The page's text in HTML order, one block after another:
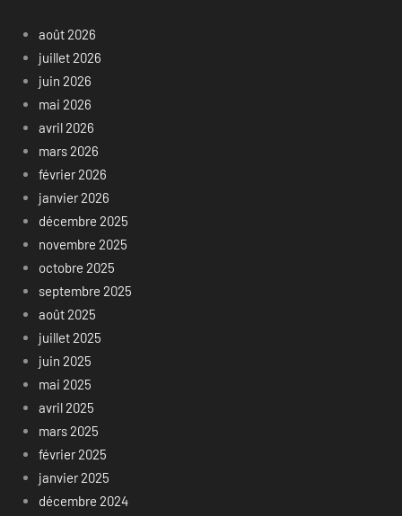
août 2026
juillet 2026
juin 2026
mai 2026
avril 2026
mars 2026
février 2026
janvier 2026
décembre 2025
novembre 2025
octobre 2025
septembre 2025
août 2025
juillet 2025
juin 2025
mai 2025
avril 2025
mars 2025
février 2025
janvier 2025
décembre 2024